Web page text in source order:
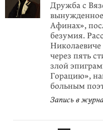
Дружба с
Афинах»,
безумия.
через пять
злой
Горацию»,
больным
Запись в